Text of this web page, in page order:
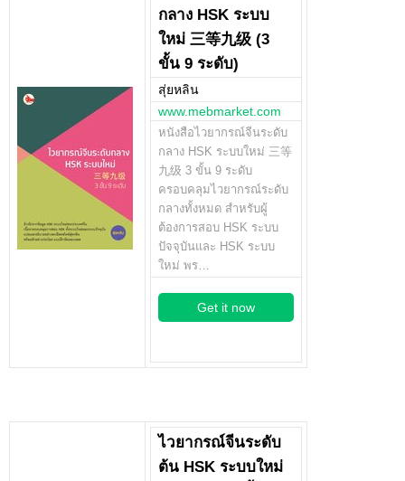
กลาง HSK ระบบ
ใหม่ 三等九级 (3
ขั้น 9 ระดับ)
สุ่ยหลิน
www.mebmarket.com
หนังสือไวยากรณ์จีนระดับ
กลาง HSK ระบบใหม่ 三等
九级 3 ขั้น 9 ระดับ
ครอบคลุมไวยากรณ์ระดับ
กลางทั้งหมด สำหรับผู้
ต้องการสอบ HSK ระบบ
ปัจจุบันและ HSK ระบบ
ใหม่ พร…
Get it now
ไวยากรณ์จีนระดับ
ต้น HSK ระบบใหม่